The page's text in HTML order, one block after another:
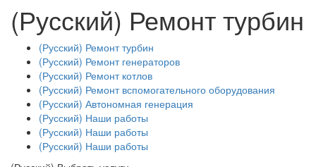
(Русский) Ремонт турбин
(Русский) Ремонт турбин
(Русский) Ремонт генераторов
(Русский) Ремонт котлов
(Русский) Ремонт вспомогательного оборудования
(Русский) Автономная генерация
(Русский) Наши работы
(Русский) Наши работы
(Русский) Наши работы